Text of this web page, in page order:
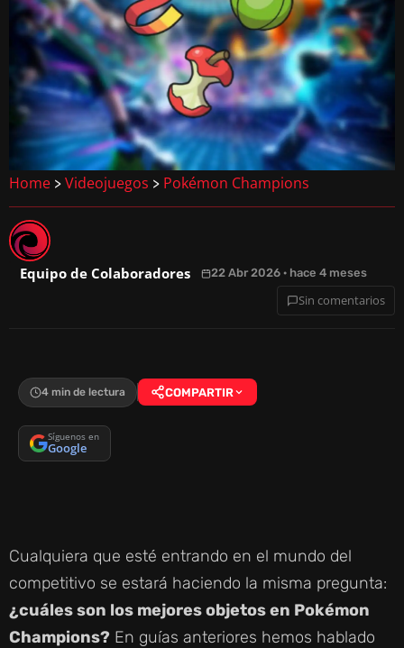
Home > Videojuegos > Pokémon Champions
Equipo de Colaboradores 22 Abr 2026 · hace 4 meses
Sin comentarios
4 min de lectura COMPARTIR
Síguenos en
Google
Cualquiera que esté entrando en el mundo del
competitivo se estará haciendo la misma pregunta:
¿cuáles son los mejores objetos en Pokémon
Champions? En guías anteriores hemos hablado